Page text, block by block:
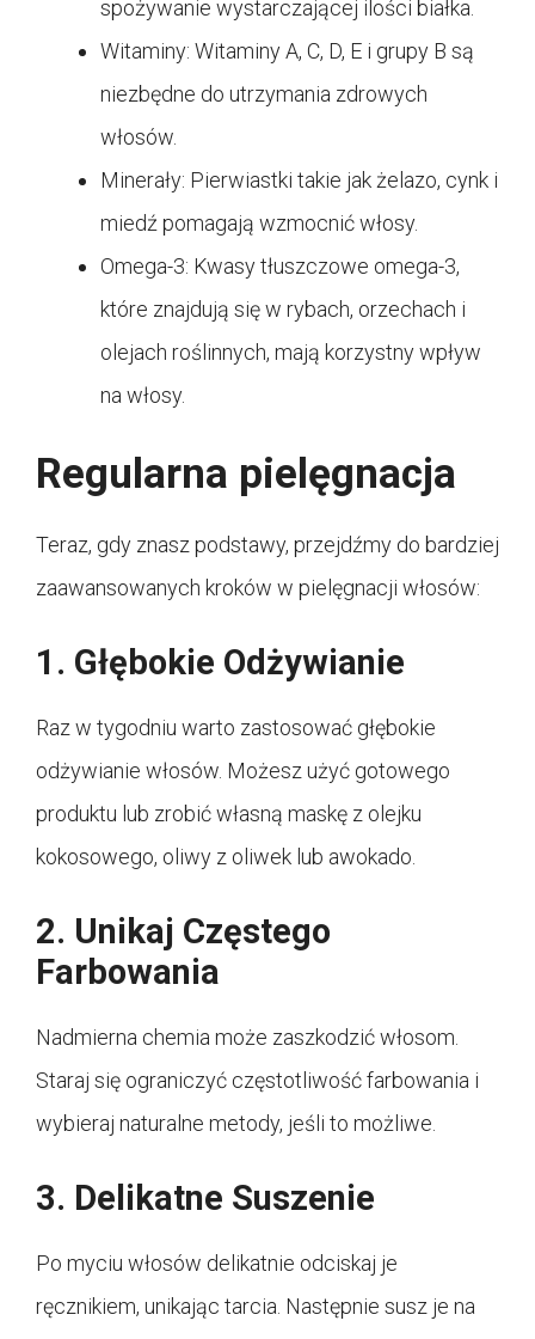
spożywanie wystarczającej ilości białka.
Witaminy: Witaminy A, C, D, E i grupy B są
niezbędne do utrzymania zdrowych
włosów.
Minerały: Pierwiastki takie jak żelazo, cynk i
miedź pomagają wzmocnić włosy.
Omega-3: Kwasy tłuszczowe omega-3,
które znajdują się w rybach, orzechach i
olejach roślinnych, mają korzystny wpływ
na włosy.
Regularna pielęgnacja
Teraz, gdy znasz podstawy, przejdźmy do bardziej
zaawansowanych kroków w pielęgnacji włosów:
1. Głębokie Odżywianie
Raz w tygodniu warto zastosować głębokie
odżywianie włosów. Możesz użyć gotowego
produktu lub zrobić własną maskę z olejku
kokosowego, oliwy z oliwek lub awokado.
2. Unikaj Częstego
Farbowania
Nadmierna chemia może zaszkodzić włosom.
Staraj się ograniczyć częstotliwość farbowania i
wybieraj naturalne metody, jeśli to możliwe.
3. Delikatne Suszenie
Po myciu włosów delikatnie odciskaj je
ręcznikiem, unikając tarcia. Następnie susz je na